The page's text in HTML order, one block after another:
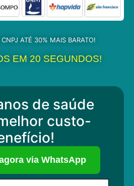
ATÉ 30% MAIS BARATO!
EM 20 SEGUNDOS!
de saúde
custo-
via WhatsApp